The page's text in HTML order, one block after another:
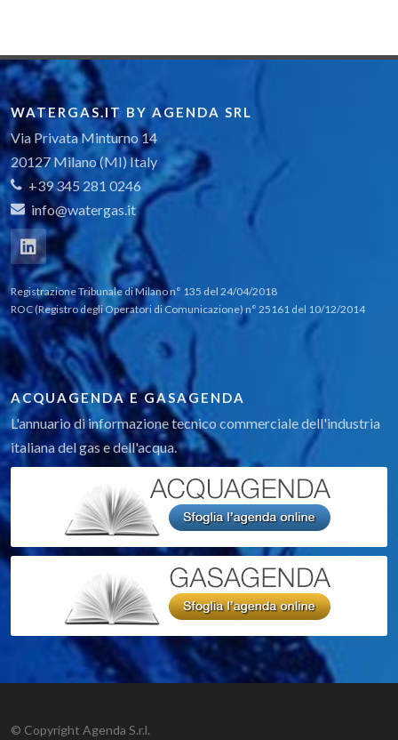
WATERGAS.IT BY AGENDA SRL
Via Privata Minturno 14
20127 Milano (MI) Italy
+39 345 281 0246
info@watergas.it
Registrazione Tribunale di Milano n° 135 del 24/04/2018
ROC (Registro degli Operatori di Comunicazione) n° 25161 del 10/12/2014
ACQUAGENDA E GASAGENDA
L'annuario di informazione tecnico commerciale dell'industria
italiana del gas e dell'acqua.
© Copyright Agenda S.r.l.